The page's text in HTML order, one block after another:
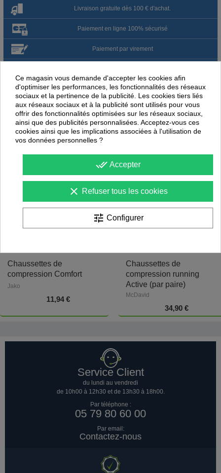
Livraison gratuite dès 100 € d'achat.
Paiement en ligne 100% sécurisé
Paiement par virement
NOUS PENSONS QUE CES ARTICLES
PEUVENT ÉGALEMENT VOUS INTÉRESSER
PROMOTION
40
Chaussettes de
compression Comfort
Jako
11,94 €
Chaussettes de
compression running
Active (par paire)
McDavid
34,90 €
Service Client
du lundi au vendredi
de 10h00 à 12h30 et de 13h30 à 18h00.
Par téléphone :
05 79 80 60 00
Par email:
Contactez-nous
Ce magasin vous demande d'accepter les cookies afin
d'optimiser les performances, les fonctionnalités des réseaux
sociaux et la pertinence de la publicité. Les cookies tiers liés
aux réseaux sociaux et à la publicité sont utilisés pour vous
offrir des fonctionnalités optimisées sur les réseaux sociaux,
ainsi que des publicités personnalisées. Acceptez-vous ces
cookies ainsi que les implications associées à l'utilisation de
vos données personnelles ?
done_all Accepter
clear Refuser tous les cookies
tune Configurer